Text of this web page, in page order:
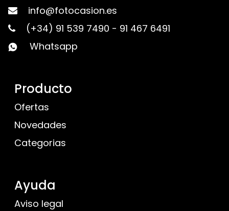
info@fotocasion.es
(+34) 91 539 7490 - 91 467 6491
Whatsapp
Producto
Ofertas
Novedades
Categorias
Ayuda
Aviso legal